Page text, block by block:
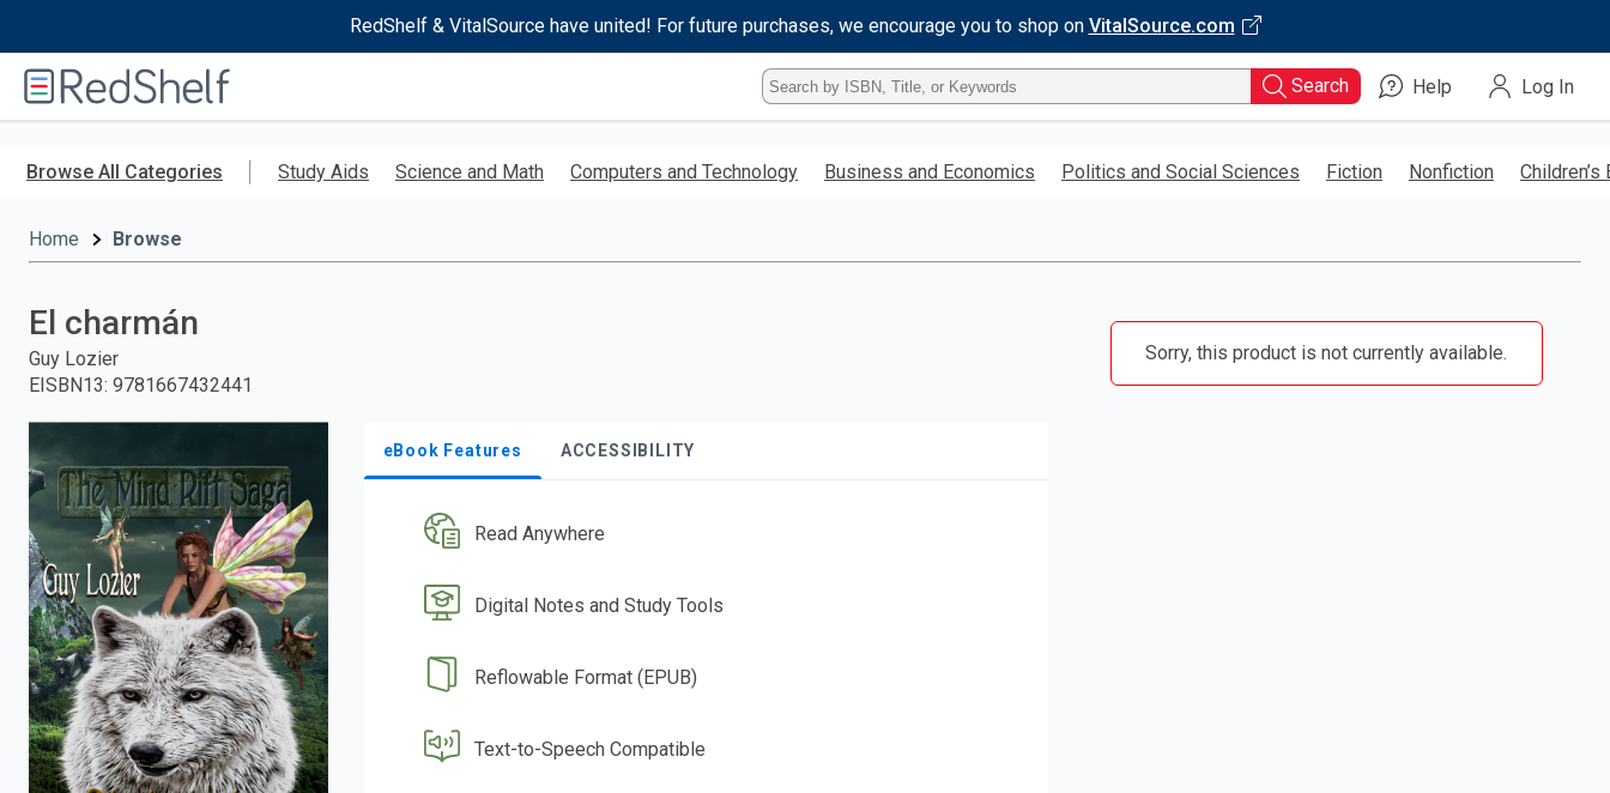
RedShelf & VitalSource have united! For future purchases, we encourage you to shop on VitalSource.com
RedShelf
Type
ISBN,
Title,
Keyword
Search Help Log In
Browse All Categories Study Aids Science and Math Computers and Technology Business and Economics Politics and Social Sciences Fiction Nonfiction Children’s
Home Browse
El charmán
Guy Lozier
EISBN13: 9781667432441
eBook Features ACCESSIBILITY
Read Anywhere
Digital Notes and Study Tools
Reflowable Format (EPUB)
Text-to-Speech Compatible
Sorry, this product is not currently available.